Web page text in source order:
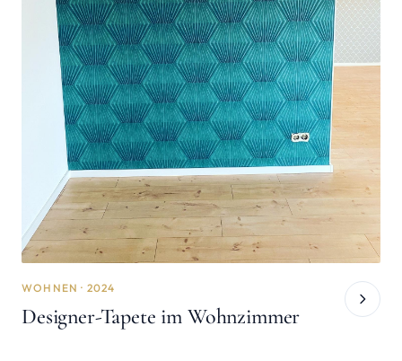
WOHNEN · 2024
Designer-Tapete im Wohnzimmer